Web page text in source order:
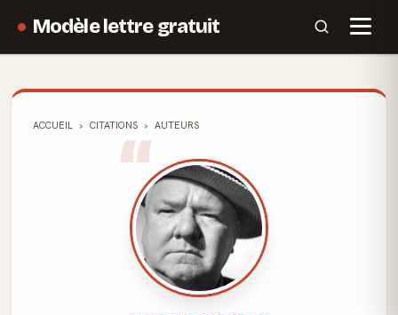
Modèle lettre gratuit
ACCUEIL CITATIONS AUTEURS